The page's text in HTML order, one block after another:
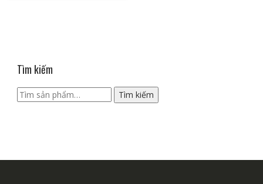
Tìm kiếm
Tìm
kiếm:
Tìm kiếm